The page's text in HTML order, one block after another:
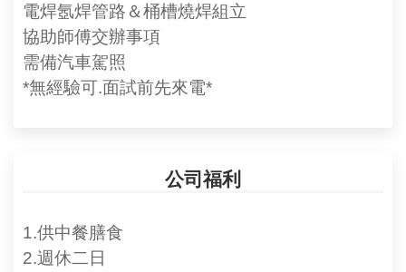
電焊氬焊管路＆桶槽燒焊組立
協助師傅交辦事項
需備汽車駕照
*無經驗可.面試前先來電*
公司福利
1.供中餐膳食
2.週休二日